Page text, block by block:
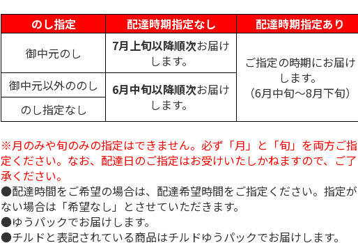
のし指定
配達時期指定なし
配達時期指定あり
御中元のし
7月上旬以降順次お届け
します。
ご指定の時期にお届け
します。
（6月中旬～8月下旬）
御中元以外ののし 6月中旬以降順次お届け
します。
のし指定なし
※月のみや旬のみの指定はできません。必ず「月」と「旬」を両方ご指
定ください。なお、配達日のご指定はお受けいたしかねますので、ご了
承ください。
●配達時間をご希望の場合は、配達希望時間をご指定ください。指定が
ない場合は「希望なし」とさせていただきます。
●ゆうパックでお届けします。
●チルドと表記されている商品はチルドゆうパックでお届けします。